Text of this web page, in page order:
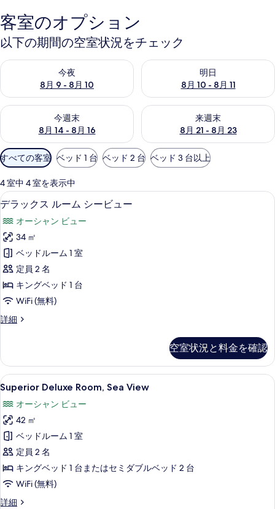
客室のオプション
以下の期間の空室状況をチェック
今夜
8月 9 - 8月 10
今夜 8月 9 - 8月 10 の空室状況をチェック
明日
8月 10 - 8月 11
明日 8月 10 - 8月 11 の空室状
今週末
8月 14 - 8月 16
今週末 8月 14 - 8月 16 の空室状況をチェック
来週末
8月 21 - 8月 23
来週末 8月 21 - 8月 23 の空室
利
用
可
能
な
客
室
の
絞
り
込
み
条
すべての客室 ベッド 1 台 ベッド 2 台 ベッド 3 台以上
4 室中 4 室を表示中
デ
ッ
ク
ス
ル
ー
シ
ビ
ュ
ー
の
す
べ
て
の
写
真
デラックス ルーム シービュー | 1 室
12
デラックス ルーム シービュー
オーシャン ビュー
34 ㎡
ベッドルーム 1 室
定員 2 名
キングベッド 1 台
WiFi (無料)
詳細
デ
ス
ル
ー
シ
ー
ビ
ュ
ー
の
詳
細
空室状況と料金を確認
Superior
Deluxe
Room,
Sea
View
の
す
べ
て
Superior Deluxe Room, Sea View | 1
9
Superior Deluxe Room, Sea View
オーシャン ビュー
42 ㎡
ベッドルーム 1 室
定員 2 名
キングベッド 1 台またはセミダブルベッド 2 台
WiFi (無料)
詳細
Superior